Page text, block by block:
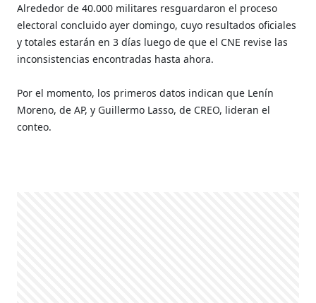
Alrededor de 40.000 militares resguardaron el proceso
electoral concluido ayer domingo, cuyo resultados oficiales
y totales estarán en 3 días luego de que el CNE revise las
inconsistencias encontradas hasta ahora.
Por el momento, los primeros datos indican que Lenín
Moreno, de AP, y Guillermo Lasso, de CREO, lideran el
conteo.